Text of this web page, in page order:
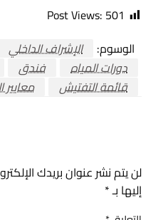
Post Views: 501
الوسوم:
الإشراف الداخلي
دورات المياه
فندق
قائمة التفتيش
لن يتم نشر عنوان بريدك
إليها بـ*